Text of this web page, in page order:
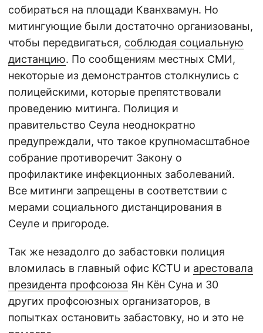
собираться на площади Кванхвамун. Но
митингующие были достаточно организованы,
чтобы передвигаться, соблюдая социальную
дистанцию. По сообщениям местных СМИ,
некоторые из демонстрантов столкнулись с
полицейскими, которые препятствовали
проведению митинга. Полиция и
правительство Сеула неоднократно
предупреждали, что такое крупномасштабное
собрание противоречит Закону о
профилактике инфекционных заболеваний.
Все митинги запрещены в соответствии с
мерами социального дистанцирования в
Сеуле и пригороде.
Так же незадолго до забастовки полиция
вломилась в главный офис KCTU и арестовала
президента профсоюза Ян Кён Суна и 30
других профсоюзных организаторов, в
попытках остановить забастовку, но и это не